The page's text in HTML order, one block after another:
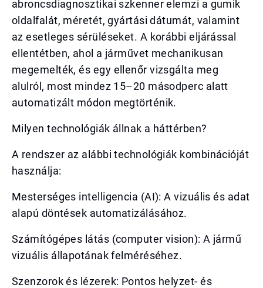
abroncsdiagnosztikai szkenner elemzi a gumik
oldalfalát, méretét, gyártási dátumát, valamint
az esetleges sérüléseket. A korábbi eljárással
ellentétben, ahol a járművet mechanikusan
megemelték, és egy ellenőr vizsgálta meg
alulról, most mindez 15–20 másodperc alatt
automatizált módon megtörténik.
Milyen technológiák állnak a háttérben?
A rendszer az alábbi technológiák kombinációját
használja:
Mesterséges intelligencia (AI): A vizuális és adat
alapú döntések automatizálásához.
Számítógépes látás (computer vision): A jármű
vizuális állapotának felméréséhez.
Szenzorok és lézerek: Pontos helyzet- és